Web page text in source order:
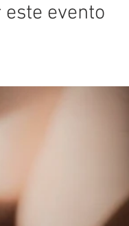
evento